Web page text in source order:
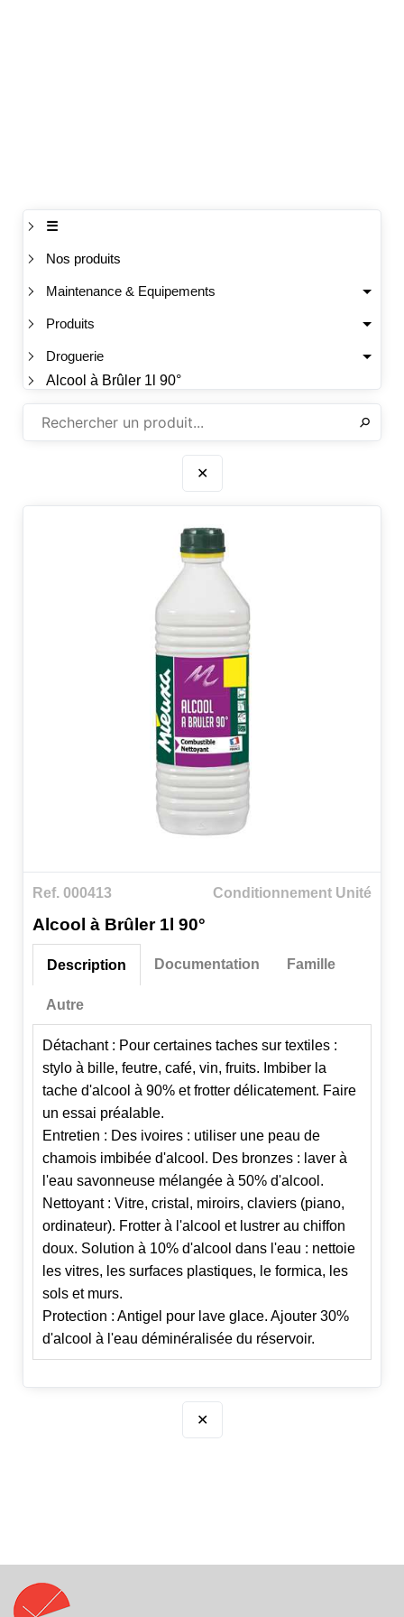
☰
Nos produits
Maintenance & Equipements
Produits
Droguerie
Alcool à Brûler 1l 90°
✕
⚲
✕
Ref. 000413 Conditionnement Unité
Alcool à Brûler 1l 90°
Description
Détachant : Pour certaines taches sur textiles :
stylo à bille, feutre, café, vin, fruits. Imbiber la
tache d'alcool à 90% et frotter délicatement. Faire
un essai préalable.
Entretien : Des ivoires : utiliser une peau de
chamois imbibée d'alcool. Des bronzes : laver à
l'eau savonneuse mélangée à 50% d'alcool.
Nettoyant : Vitre, cristal, miroirs, claviers (piano,
ordinateur). Frotter à l'alcool et lustrer au chiffon
doux. Solution à 10% d'alcool dans l'eau : nettoie
les vitres, les surfaces plastiques, le formica, les
sols et murs.
Protection : Antigel pour lave glace. Ajouter 30%
d'alcool à l'eau déminéralisée du réservoir.
Documentation Famille
Autre
✕